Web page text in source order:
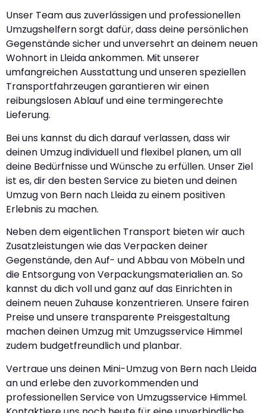
Unser Team aus zuverlässigen und professionellen
Umzugshelfern sorgt dafür, dass deine persönlichen
Gegenstände sicher und unversehrt an deinem neuen
Wohnort in Lleida ankommen. Mit unserer
umfangreichen Ausstattung und unseren speziellen
Transportfahrzeugen garantieren wir einen
reibungslosen Ablauf und eine termingerechte
Lieferung.
Bei uns kannst du dich darauf verlassen, dass wir
deinen Umzug individuell und flexibel planen, um all
deine Bedürfnisse und Wünsche zu erfüllen. Unser Ziel
ist es, dir den besten Service zu bieten und deinen
Umzug von Bern nach Lleida zu einem positiven
Erlebnis zu machen.
Neben dem eigentlichen Transport bieten wir auch
Zusatzleistungen wie das Verpacken deiner
Gegenstände, den Auf- und Abbau von Möbeln und
die Entsorgung von Verpackungsmaterialien an. So
kannst du dich voll und ganz auf das Einrichten in
deinem neuen Zuhause konzentrieren. Unsere fairen
Preise und unsere transparente Preisgestaltung
machen deinen Umzug mit Umzugsservice Himmel
zudem budgetfreundlich und planbar.
Vertraue uns deinen Mini-Umzug von Bern nach Lleida
an und erlebe den zuvorkommenden und
professionellen Service von Umzugsservice Himmel.